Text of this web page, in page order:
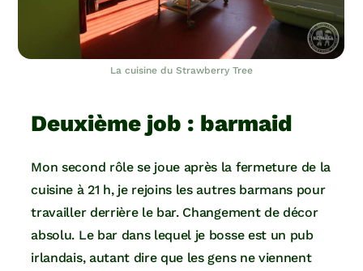
La cuisine du Strawberry Tree
Deuxième job : barmaid
Mon second rôle se joue après la fermeture de la
cuisine à 21 h, je rejoins les autres barmans pour
travailler derrière le bar. Changement de décor
absolu. Le bar dans lequel je bosse est un pub
irlandais, autant dire que les gens ne viennent